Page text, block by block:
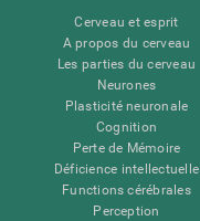
Cerveau et esprit
A propos du cerveau
Les parties du cerveau
Neurones
Plasticité neuronale
Cognition
Perte de Mémoire
Déficience intellectuelle
Functions cérébrales
Perception